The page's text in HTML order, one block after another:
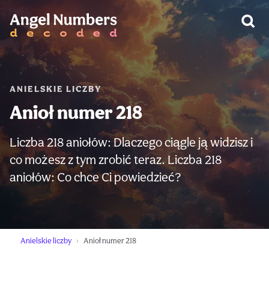
ANIELSKIE LICZBY
Anioł numer 218
Liczba 218 aniołów: Dlaczego ciągle ją widzisz i
co możesz z tym zrobić teraz. Liczba 218
aniołów: Co chce Ci powiedzieć?
Anielskie liczby Anioł numer 218
OSTRZEŻENIE: